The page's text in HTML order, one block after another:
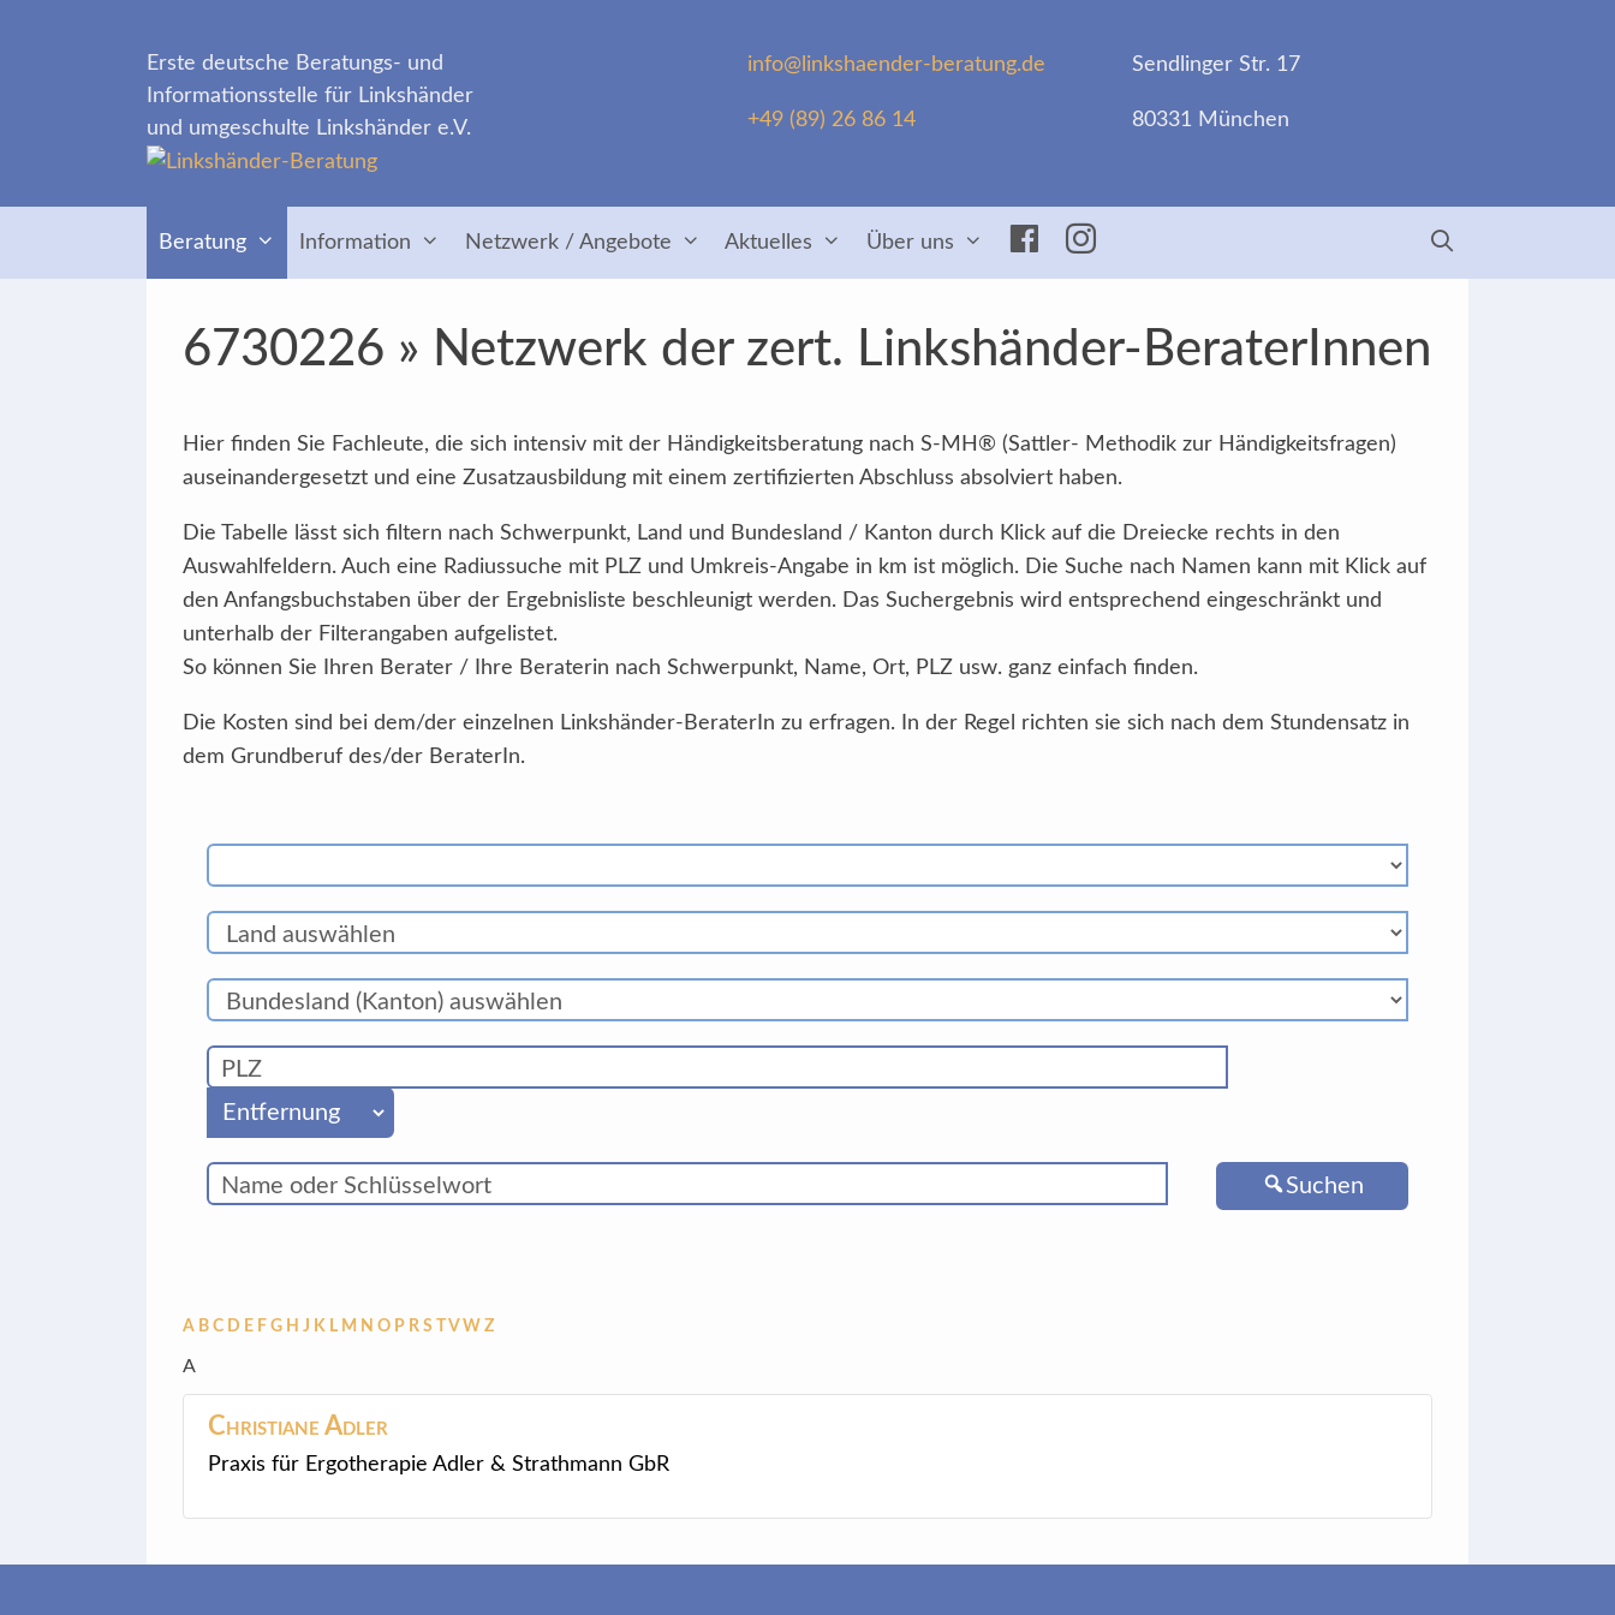
info@linkshaender-beratung.de
+49 (89) 26 86 14
Sendlinger Str. 17
80331 München
Erste deutsche Beratungs- und
Informationsstelle für Linkshänder
und umgeschulte Linkshänder e.V.
Beratung Information Netzwerk / Angebote Aktuelles Über uns Facebook
Insta
6730226 » Netzwerk der zert. Linkshänder-BeraterInnen
Hier finden Sie Fachleute, die sich intensiv mit der Händigkeitsberatung nach S-MH® (Sattler- Methodik zur Händigkeitsfragen)
auseinandergesetzt und eine Zusatzausbildung mit einem zertifizierten Abschluss absolviert haben.
Die Tabelle lässt sich filtern nach Schwerpunkt, Land und Bundesland / Kanton durch Klick auf die Dreiecke rechts in den
Auswahlfeldern. Auch eine Radiussuche mit PLZ und Umkreis-Angabe in km ist möglich. Die Suche nach Namen kann mit Klick auf
den Anfangsbuchstaben über der Ergebnisliste beschleunigt werden. Das Suchergebnis wird entsprechend eingeschränkt und
unterhalb der Filterangaben aufgelistet.
So können Sie Ihren Berater / Ihre Beraterin nach Schwerpunkt, Name, Ort, PLZ usw. ganz einfach finden.
Die Kosten sind bei dem/der einzelnen Linkshänder-BeraterIn zu erfragen. In der Regel richten sie sich nach dem Stundensatz in
dem Grundberuf des/der BeraterIn.
Suchen
A B C D E F G H J K L M N O P R S V W Z
A
Christiane Adler
Praxis für Ergotherapie Adler & Strathmann GbR